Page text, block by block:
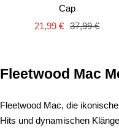
Cap
Angebotspreis
21,99 € Regulärer
37,99 €
Fleetwood Mac
Fleetwood Mac, die
Hits und dynamischen